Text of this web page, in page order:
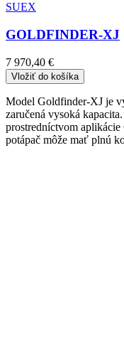
SUEX
GOLDFINDER-XJ
7 970,40 €
Vložiť do košíka
Model Goldfinder-XJ je
zaručená vysoká
prostredníctvom
potápač môže mať plnú